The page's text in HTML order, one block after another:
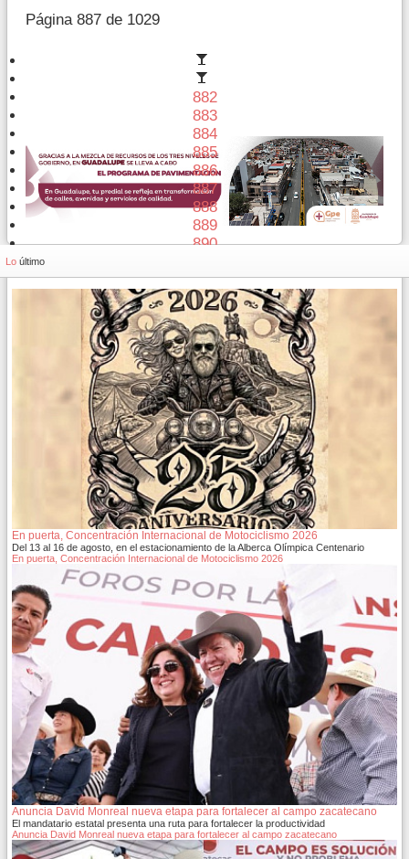
Página 887 de 1029
882
883
884
885
886
887
888
889
890
Lo último
En puerta, Concentración Internacional de Motociclismo 2026
Del 13 al 16 de agosto, en el estacionamiento de la Alberca Olímpica Centenario
En puerta, Concentración Internacional de Motociclismo 2026
Anuncia David Monreal nueva etapa para fortalecer al campo zacatecano
El mandatario estatal presenta una ruta para fortalecer la productividad
Anuncia David Monreal nueva etapa para fortalecer al campo zacatecano